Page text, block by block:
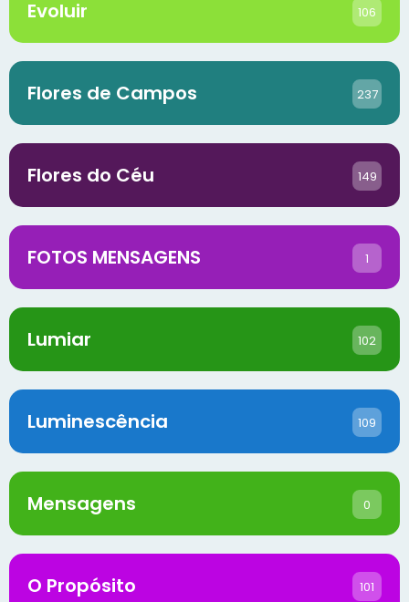
Evoluir 106
Flores de Campos 237
Flores do Céu 149
FOTOS MENSAGENS 1
Lumiar 102
Luminescência 109
Mensagens 0
O Propósito 101